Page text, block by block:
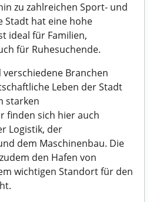
zu zahlreichen Sport- und
Stadt hat eine hohe
ideal für Familien,
für Ruhesuchende.
Branchen
Leben der Stadt
starken
finden sich hier auch
Logistik, der
dem Maschinenbau. Die
den Hafen von
wichtigen Standort für den